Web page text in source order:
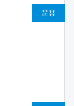
운용